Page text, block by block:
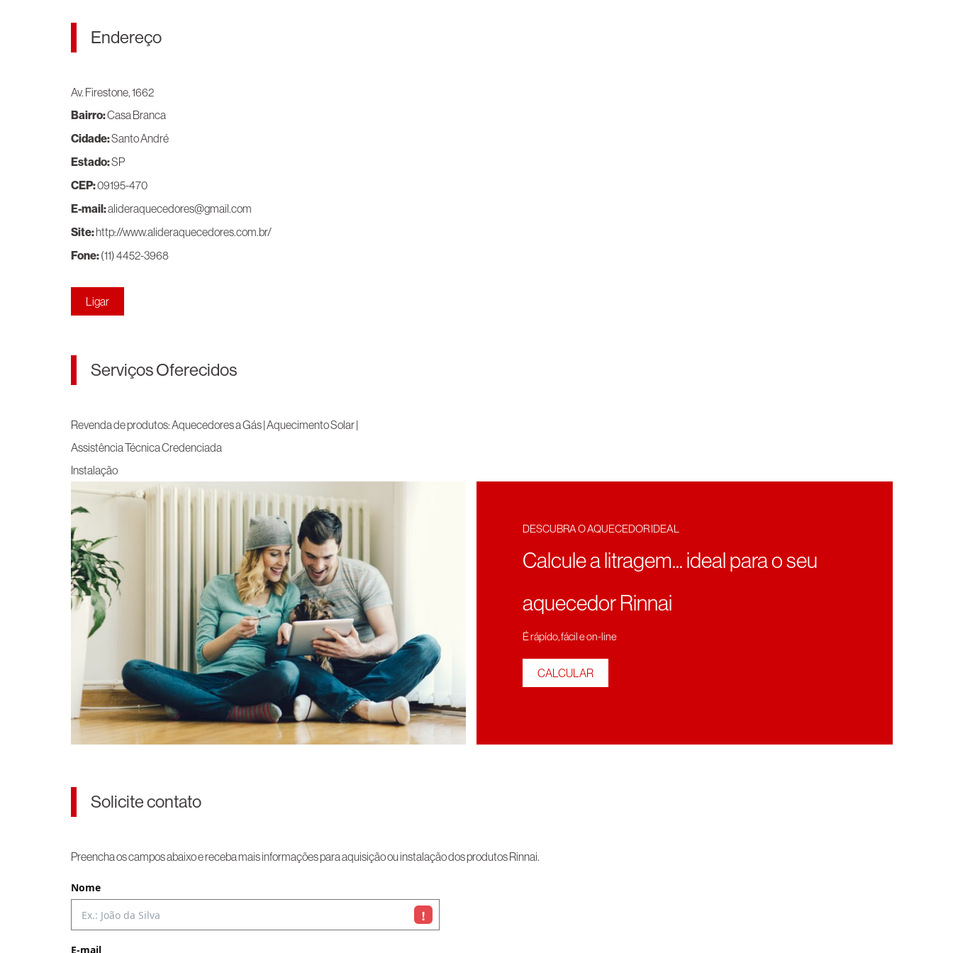
Endereço
Av. Firestone, 1662
Bairro:Casa Branca
Cidade:Santo André
Estado:SP
CEP:09195-470
E-mail:alideraquecedores@gmail.com
Site:http://www.alideraquecedores.com.br/
Fone:(11) 4452-3968
Ligar
Serviços Oferecidos
Revenda de produtos: Aquecedores a Gás | Aquecimento Solar |
Assistência Técnica Credenciada
Instalação
DESCUBRA O AQUECEDOR IDEAL
Calcule a litragem... ideal para o seu
aquecedor Rinnai
É rápído, fácil e on-line
CALCULAR
Solicite contato
Preencha os campos abaixo e receba mais informações para aquisição ou instalação dos produtos Rinnai.
Nome
!
E-mail